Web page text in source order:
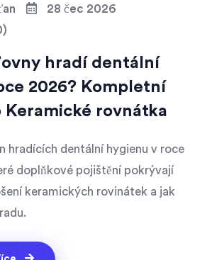
28 čec 2026
hradí dentální
2026? Kompletní
rovnátka
hradících dentální hygienu v roce
doplňkové pojištění pokrývají
keramických rovinátek a jak